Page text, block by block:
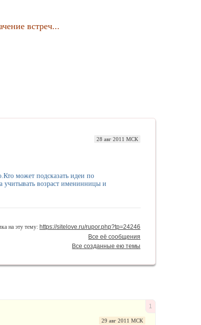
встреч...
28 авг 2011 МСК
может подсказать идеи по
учитывать возраст именинницы и
на эту тему: https://sitelove.ru/rupor.php?tp=24246
Все её сообщения
Все созданные ею темы
1
29 авг 2011 МСК